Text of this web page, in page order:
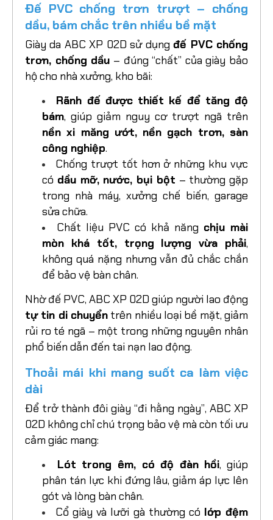
Đế PVC chống trơn trượt – chống
dầu, bám chắc trên nhiều bề mặt
Giày da ABC XP 02D sử dụngđế PVC chống
trơn, chống dầu – đúng “chất” của giày bảo
hộ cho nhà xưởng, kho bãi:
Rãnh đế được thiết kế để tăng độ
bám, giúp giảm nguy cơ trượt ngã trên
nền xi măng ướt, nền gạch trơn, sàn
công nghiệp.
Chống trượt tốt hơn ở những khu vực
có dầu mỡ, nước, bụi bột – thường gặp
trong nhà máy, xưởng chế biến, garage
sửa chữa.
Chất liệu PVC có khả năng chịu mài
mòn khá tốt, trọng lượng vừa phải,
không quá nặng nhưng vẫn đủ chắc chắn
để bảo vệ bàn chân.
Nhờ đế PVC, ABC XP 02D giúp người lao động
tự tin di chuyển trên nhiều loại bề mặt, giảm
rủi ro té ngã – một trong những nguyên nhân
phổ biến dẫn đến tai nạn lao động.
Thoải mái khi mang suốt ca làm việc
dài
Để trở thành đôi giày “đi hằng ngày”, ABC XP
02D không chỉ chú trọng bảo vệ mà còn tối ưu
cảm giác mang:
Lót trong êm, có độ đàn hồi, giúp
phân tán lực khi đứng lâu, giảm áp lực lên
gót và lòng bàn chân.
Cổ giày và lưỡi gà thường có lớp đệm